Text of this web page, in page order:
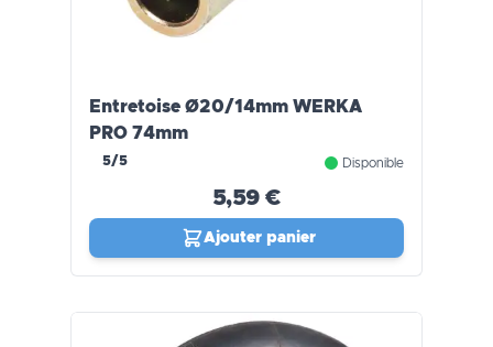
Entretoise Ø20/14mm WERKA
PRO 74mm
5/5 Disponible
5,59 €
Ajouter panier